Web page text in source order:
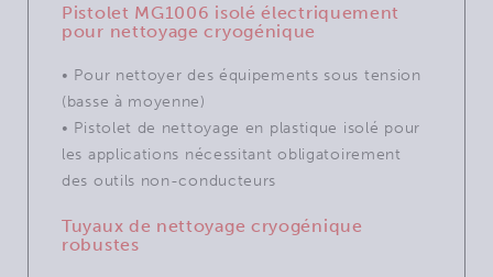
Pistolet MG1006 isolé électriquement
pour nettoyage cryogénique
• Pour nettoyer des équipements sous tension
(basse à moyenne)
• Pistolet de nettoyage en plastique isolé pour
les applications nécessitant obligatoirement
des outils non-conducteurs
Tuyaux de nettoyage cryogénique
robustes